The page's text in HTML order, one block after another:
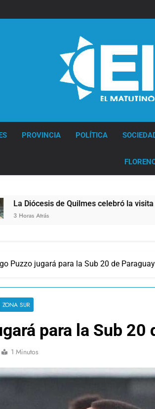
PROVINCIA POLÍTICA
de Quilmes celebró la visita del Papa
Puzzo jugará para la Sub 20 de Paraguay
ZONA SUR
para la Sub 20
1 Minutos